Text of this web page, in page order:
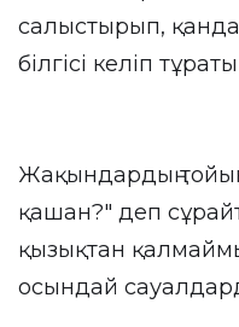
салыстырып,
білгісі келіп
Жақындардың
қашан?" деп
қызықтан
осындай